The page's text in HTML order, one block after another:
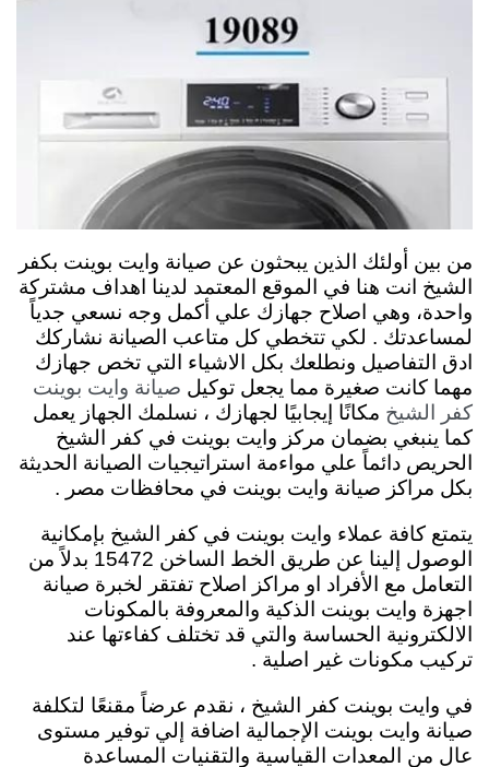
من بين أولئك الذين يبحثون عن صيانة وايت بوينت بكفر
الشيخ انت هنا في الموقع المعتمد لدينا اهداف مشتركة
واحدة، وهي اصلاح جهازك علي أكمل وجه نسعي جدياً
لمساعدتك . لكي تتخطي كل متاعب الصيانة نشاركك
ادق التفاصيل ونطلعك بكل الاشياء التي تخص جهازك
مهما كانت صغيرة مما يجعل توكيل صيانة وايت بوينت
كفر الشيخ مكانًا إيجابيًا لجهازك ، نسلمك الجهاز يعمل
كما ينبغي بضمان مركز وايت بوينت في كفر الشيخ
الحريص دائماً علي مواءمة استراتيجيات الصيانة الحديثة
بكل مراكز صيانة وايت بوينت في محافظات مصر .
يتمتع كافة عملاء وايت بوينت في كفر الشيخ بإمكانية
الوصول إلينا عن طريق الخط الساخن 15472 بدلاً من
التعامل مع الأفراد او مراكز اصلاح تفتقر لخبرة صيانة
اجهزة وايت بوينت الذكية والمعروفة بالمكونات
الالكترونية الحساسة والتي قد تختلف كفاءتها عند
تركيب مكونات غير اصلية .
في وايت بوينت كفر الشيخ ، نقدم عرضاً مقنعًا لتكلفة
صيانة وايت بوينت الإجمالية اضافة إلي توفير مستوى
عالٍ من المعدات القياسية والتقنيات المساعدة